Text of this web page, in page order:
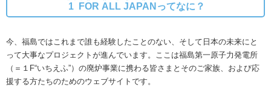
1 FOR ALL JAPANってなに？
今、福島ではこれまで誰も経験したことのない、そして日本の未来にと
って大事なプロジェクトが進んでいます。
ここは福島第一原子力発電所
（＝１F“いちえふ”）の廃炉事業に携わる皆さまとそのご家族、および応
援する方たちのためのウェブサイトです。